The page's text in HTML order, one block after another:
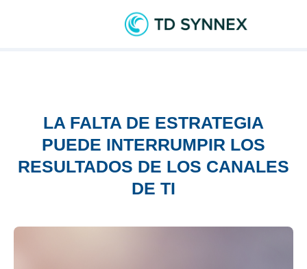
LA FALTA DE ESTRATEGIA
PUEDE INTERRUMPIR LOS
RESULTADOS DE LOS CANALES
DE TI